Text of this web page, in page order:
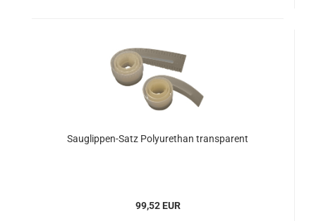
Sauglippen-Satz Polyurethan transparent
99,52 EUR